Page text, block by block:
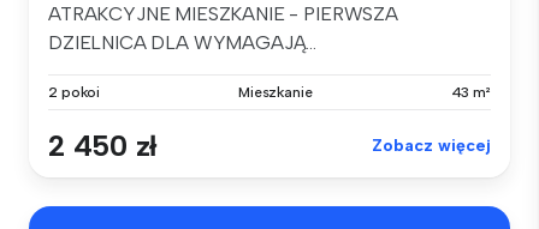
ATRAKCYJNE MIESZKANIE - PIERWSZA
DZIELNICA DLA WYMAGAJĄ...
2 pokoi Mieszkanie 43 m²
2 450 zł Zobacz więcej